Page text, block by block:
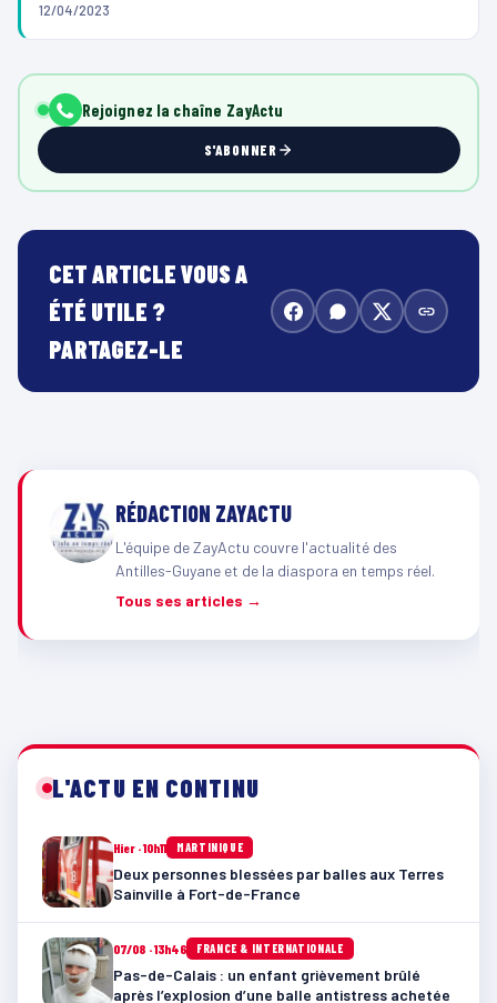
12/04/2023
Rejoignez la chaîne ZayActu
S'ABONNER
CET ARTICLE VOUS A
ÉTÉ UTILE ?
PARTAGEZ-LE
RÉDACTION ZAYACTU
L'équipe de ZayActu couvre l'actualité des
Antilles-Guyane et de la diaspora en temps réel.
Tous ses articles →
L'ACTU EN CONTINU
Hier · 10h11 MARTINIQUE
Deux personnes blessées par balles aux Terres
Sainville à Fort-de-France
07/08 · 13h46 FRANCE & INTERNATIONALE
Pas-de-Calais : un enfant grièvement brûlé
après l’explosion d’une balle antistress achetée